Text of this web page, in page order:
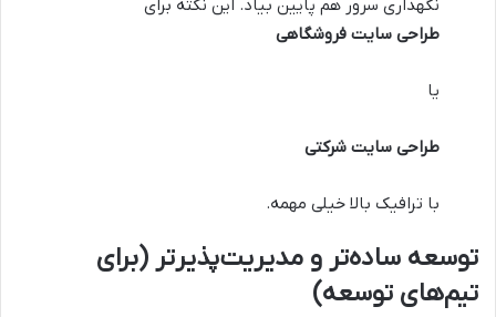
نگهداری سرور هم پایین بیاد. این نکته برای
طراحی سایت فروشگاهی
یا
طراحی سایت شرکتی
با ترافیک بالا خیلی مهمه.
توسعه ساده‌تر و مدیریت‌پذیرتر (برای
تیم‌های توسعه)